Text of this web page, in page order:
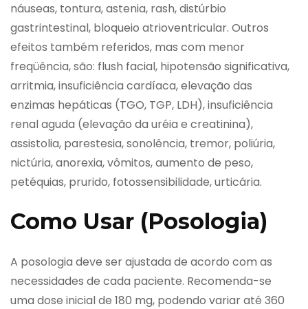
náuseas, tontura, astenia, rash, distúrbio
gastrintestinal, bloqueio atrioventricular. Outros
efeitos também referidos, mas com menor
freqüência, são: flush facial, hipotensão significativa,
arritmia, insuficiência cardíaca, elevação das
enzimas hepáticas (TGO, TGP, LDH), insuficiência
renal aguda (elevação da uréia e creatinina),
assistolia, parestesia, sonolência, tremor, poliúria,
nictúria, anorexia, vômitos, aumento de peso,
petéquias, prurido, fotossensibilidade, urticária.
Como Usar (Posologia)
A posologia deve ser ajustada de acordo com as
necessidades de cada paciente. Recomenda-se
uma dose inicial de 180 mg, podendo variar até 360